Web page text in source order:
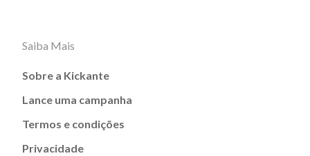
Saiba Mais
Sobre a Kickante
Lance uma campanha
Termos e condições
Privacidade